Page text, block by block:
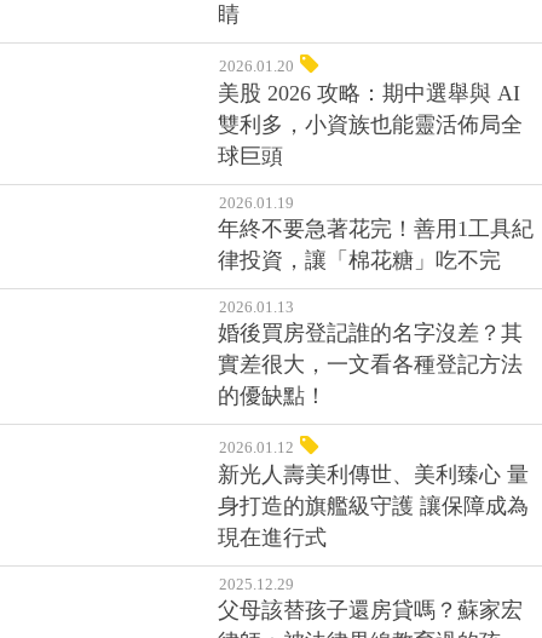
睛
2026.01.20
美股 2026 攻略：期中選舉與 AI
雙利多，小資族也能靈活佈局全
球巨頭
2026.01.19
年終不要急著花完！善用1工具紀
律投資，讓「棉花糖」吃不完
2026.01.13
婚後買房登記誰的名字沒差？其
實差很大，一文看各種登記方法
的優缺點！
2026.01.12
新光人壽美利傳世、美利臻心 量
身打造的旗艦級守護 讓保障成為
現在進行式
2025.12.29
父母該替孩子還房貸嗎？蘇家宏